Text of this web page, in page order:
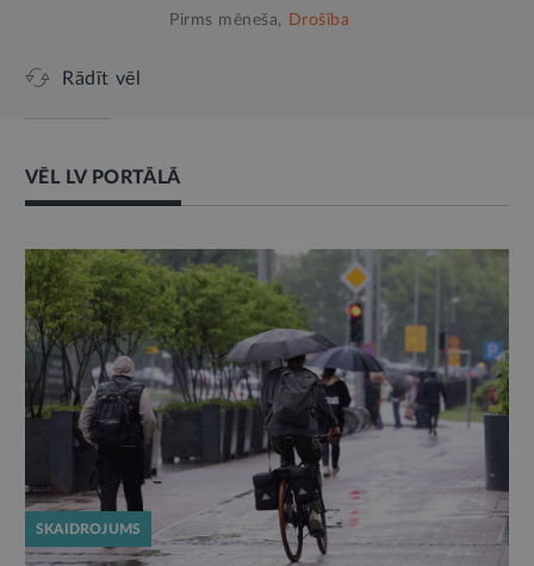
Pirms mēneša, Drošība
Rādīt vēl
VĒL LV PORTĀLĀ
SKAIDROJUMS